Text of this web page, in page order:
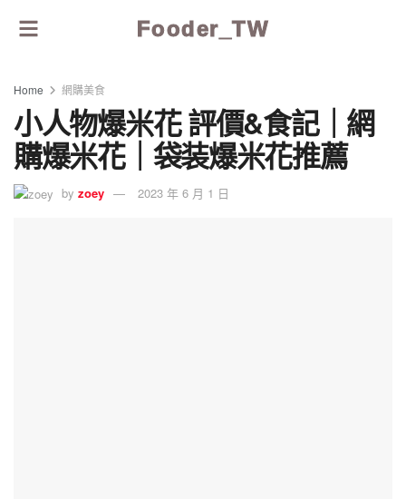
Fooder_TW
Home 網購美食
小人物爆米花 評價&食記｜網
購爆米花｜袋装爆米花推薦
by zoey 2023 年 6 月 1 日